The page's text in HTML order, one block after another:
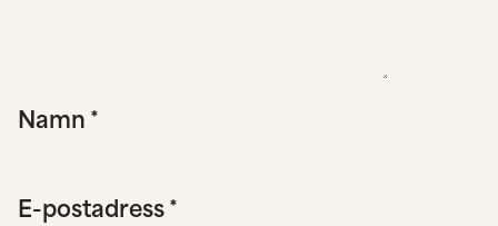
Namn*
E-postadress*